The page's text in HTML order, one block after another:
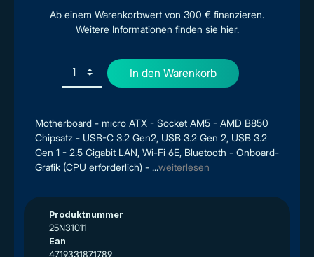
Motherboard - micro ATX - Socket AM5 - AMD B850
Chipsatz - USB-C 3.2 Gen2, USB 3.2 Gen 2, USB 3.2
Gen 1 - 2.5 Gigabit LAN, Wi-Fi 6E, Bluetooth - Onboard-
Grafik (CPU erforderlich) - ...weiterlesen
Produktnummer
25N31011
Ean
4719331871789
Ab einem Warenkorbwert von 300 € finanzieren.
Weitere Informationen finden sie hier.
In den Warenkorb